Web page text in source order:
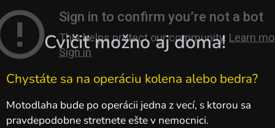
Cvičiť možno aj doma!
Chystáte sa na operáciu kolena alebo bedra?
Motodlaha bude po operácii jedna z vecí, s ktorou sa
pravdepodobne stretnete ešte v nemocnici.